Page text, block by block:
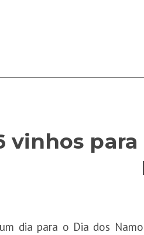
vinhos
dia para o Dia dos